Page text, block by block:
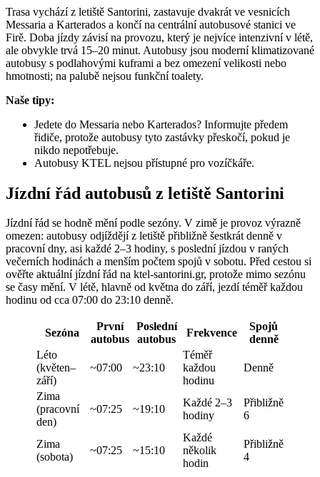
Trasa vychází z letiště Santorini, zastavuje dvakrát ve vesnicích
Messaria a Karterados a končí na centrální autobusové stanici ve
Firě. Doba jízdy závisí na provozu, který je nejvíce intenzivní v létě,
ale obvykle trvá 15–20 minut. Autobusy jsou moderní klimatizované
autobusy s podlahovými kuframi a bez omezení velikosti nebo
hmotnosti; na palubě nejsou funkční toalety.
Naše tipy:
Jedete do Messaria nebo Karterados? Informujte předem
řidiče, protože autobusy tyto zastávky přeskočí, pokud je
nikdo nepotřebuje.
Autobusy KTEL nejsou přístupné pro vozíčkáře.
Jízdní řád autobusů z letiště Santorini
Jízdní řád se hodně mění podle sezóny. V zimě je provoz výrazně
omezen: autobusy odjíždějí z letiště přibližně šestkrát denně v
pracovní dny, asi každé 2–3 hodiny, s poslední jízdou v raných
večerních hodinách a menším počtem spojů v sobotu. Před cestou si
ověřte aktuální jízdní řád na ktel-santorini.gr, protože mimo sezónu
se časy mění. V létě, hlavně od května do září, jezdí téměř každou
hodinu od cca 07:00 do 23:10 denně.
Sezóna
První
autobus
Poslední
autobus
Frekvence
Spojů
denně
Léto
(květen–
září)
~07:00 ~23:10
Téměř
každou
hodinu
Denně
Zima
(pracovní
den)
~07:25 ~19:10
Každé 2–3
hodiny
Přibližně
6
Zima
(sobota)
~07:25 ~15:10
Každé
několik
hodin
Přibližně
4